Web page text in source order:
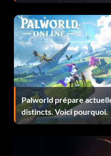
Les manquants Collecter
La prise Collecter toutes
Archiviste Collecter 10
dans la campagne principale.
Allumez-les Utilisez le
Juste hors de portée
aux communications sans
Utiliser avec prudence...
Palworld prépare
distincts. Voici pourquoi.